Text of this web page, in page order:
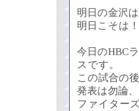
明日の金沢
明日こそは
今日のHBC
スです。
この試合の
発表は勿論
ファイター